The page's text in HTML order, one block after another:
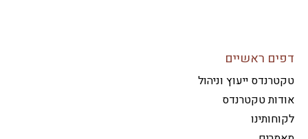
ראשיים
ייעוץ וניהול
טקטרנדס